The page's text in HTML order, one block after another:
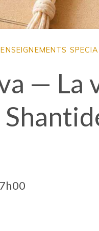
ENSEIGNEMENTS
— La